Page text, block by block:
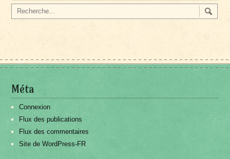
Méta
Connexion
Flux des publications
Flux des commentaires
Site de WordPress-FR